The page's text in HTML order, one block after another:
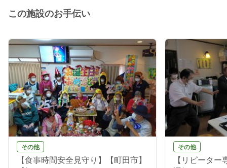
この施設のお手伝い
その他
【食事時間安全見守り】【町田市】
その他
【リピータ